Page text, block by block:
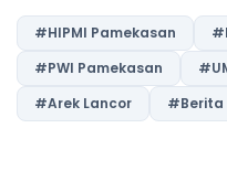
#HIPMI Pamekasan
#PWI Pamekasan
#Arek Lancor
#Berita